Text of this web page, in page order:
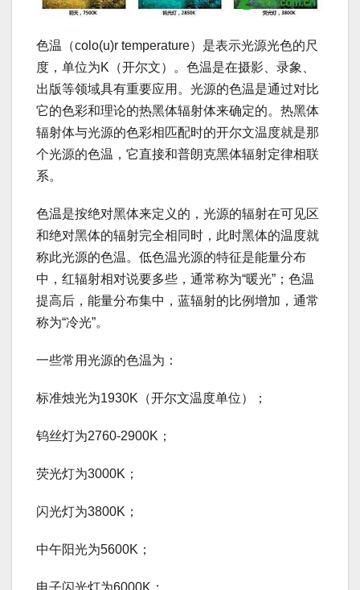
色温（colo(u)r temperature）是表示光源光色的尺
度，单位为K（开尔文）。色温是在摄影、录象、
出版等领域具有重要应用。光源的色温是通过对比
它的色彩和理论的热黑体辐射体来确定的。热黑体
辐射体与光源的色彩相匹配时的开尔文温度就是那
个光源的色温，它直接和普朗克黑体辐射定律相联
系。
色温是按绝对黑体来定义的，光源的辐射在可见区
和绝对黑体的辐射完全相同时，此时黑体的温度就
称此光源的色温。低色温光源的特征是能量分布
中，红辐射相对说要多些，通常称为“暖光”；色温
提高后，能量分布集中，蓝辐射的比例增加，通常
称为“冷光”。
一些常用光源的色温为：
标准烛光为1930K（开尔文温度单位）；
钨丝灯为2760-2900K；
荧光灯为3000K；
闪光灯为3800K；
中午阳光为5600K；